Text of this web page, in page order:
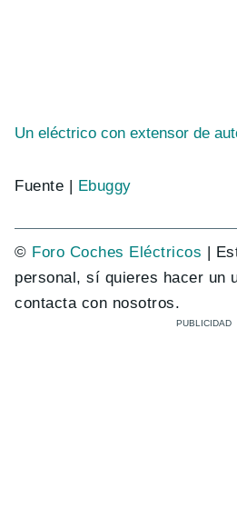
Un eléctrico con extensor de
Fuente | Ebuggy
© Foro Coches Eléctricos |
personal, sí quieres hacer un
contacta con nosotros.